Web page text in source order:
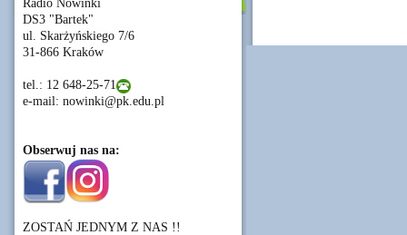
Radio Nowinki
DS3 "Bartek"
ul. Skarżyńskiego 7/6
31-866 Kraków
tel.: 12 648-25-71
e-mail: nowinki@pk.edu.pl
Obserwuj nas na:
ZOSTAŃ JEDNYM Z NAS !!